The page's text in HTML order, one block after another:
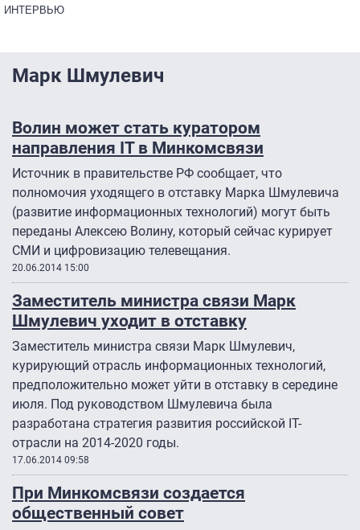
ИНТЕРВЬЮ
Марк Шмулевич
Волин может стать куратором
направления IT в Минкомсвязи
Источник в правительстве РФ сообщает, что
полномочия уходящего в отставку Марка Шмулевича
(развитие информационных технологий) могут быть
переданы Алексею Волину, который сейчас курирует
СМИ и цифровизацию телевещания.
20.06.2014 15:00
Заместитель министра связи Марк
Шмулевич уходит в отставку
Заместитель министра связи Марк Шмулевич,
курирующий отрасль информационных технологий,
предположительно может уйти в отставку в середине
июля. Под руководством Шмулевича была
разработана стратегия развития российской IT-
отрасли на 2014-2020 годы.
17.06.2014 09:58
При Минкомсвязи создается
общественный совет